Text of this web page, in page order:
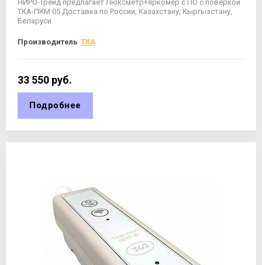
НИРО-Трейд предлагает Люксметр+яркомер с ПО с поверкой
ТКА-ПКМ 05 Доставка по России, Казахстану, Кыргызстану,
Беларуси
Производитель ТКА
33 550 руб.
Подробнее